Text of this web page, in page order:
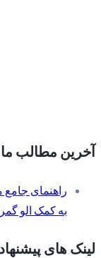
آخرین مطالب ما
راهنمای جامع
به کمک الو
لینک های